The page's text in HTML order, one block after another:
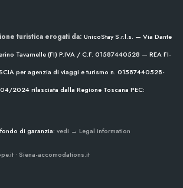
turistica erogati da: UnicoStay S.r.l.s. — Via Dante
Tavarnelle (FI) P.IVA / C.F. 01587440528 — REA FI-
per agenzia di viaggi e turismo n. 01587440528-
04/2024rilasciata dalla Regione Toscana PEC:
di garanzia: vedi → Legal information
• Siena-accomodations.it